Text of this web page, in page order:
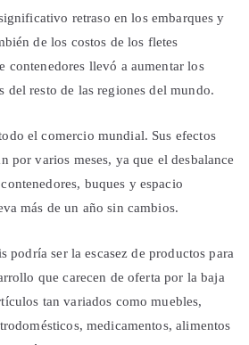
retraso en los embarques y
de los costos de los fletes
contenedores llevó a aumentar los
del resto de las regiones del mundo.
el comercio mundial. Sus efectos
por varios meses, ya que el desbalance
buques y espacio
más de un año sin cambios.
podría ser la escasez de productos para
que carecen de oferta por la baja
tan variados como muebles,
medicamentos, alimentos